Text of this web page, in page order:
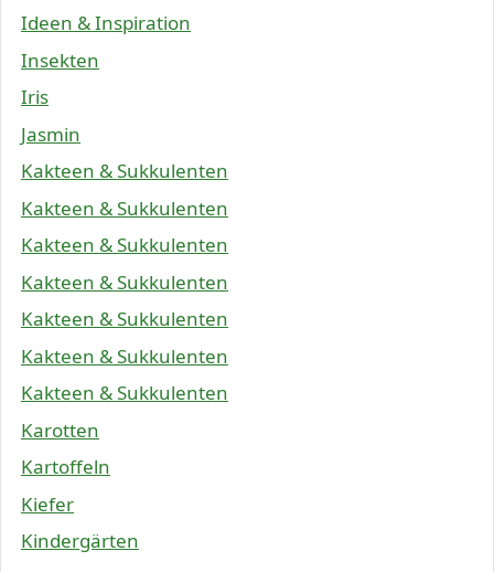
Ideen & Inspiration
Insekten
Iris
Jasmin
Kakteen & Sukkulenten
Kakteen & Sukkulenten
Kakteen & Sukkulenten
Kakteen & Sukkulenten
Kakteen & Sukkulenten
Kakteen & Sukkulenten
Kakteen & Sukkulenten
Karotten
Kartoffeln
Kiefer
Kindergärten